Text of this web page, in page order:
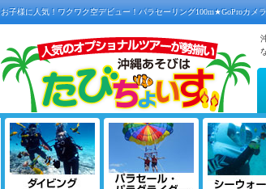
お子様に人気！ワクワク空デビュー！パラセーリング100m★GoProカメ